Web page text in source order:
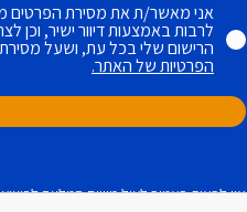
אני מאשר/ת את מסירת הפרטים
לרבות באמצעות דיוור ישיר, וכן
הרישום שלי בכל עת, ושעל
הפרטיות של האתר.
אין לראות באמור לעיל משום המלצה לביצוע